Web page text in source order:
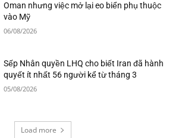
Oman nhưng việc mở lại eo biển phụ thuộc
vào Mỹ
06/08/2026
Sếp Nhân quyền LHQ cho biết Iran đã hành
quyết ít nhất 56 người kể từ tháng 3
05/08/2026
Load more